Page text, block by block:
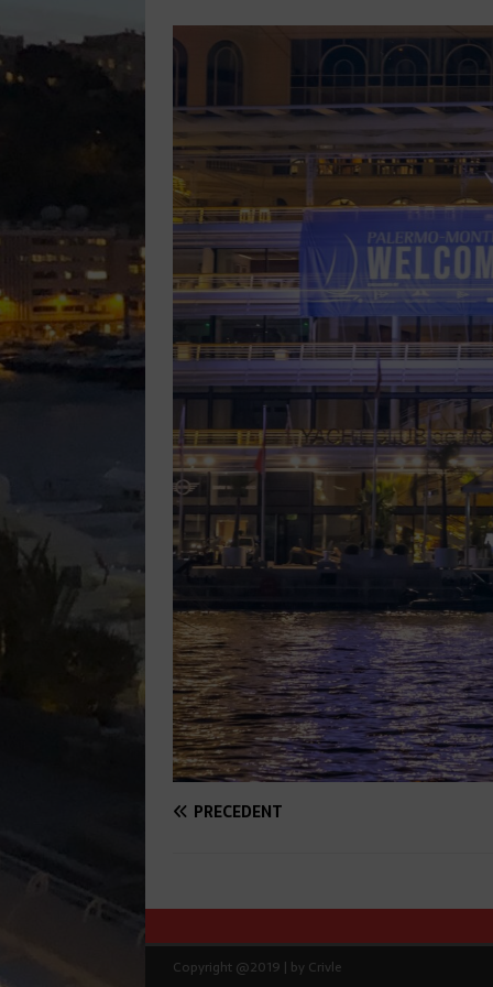
PRÉCÉDENT
Copyright @2019 | by Crivle